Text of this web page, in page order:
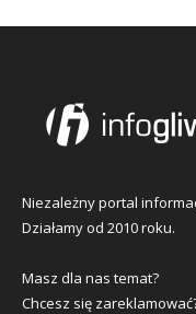
Niezależny portal
Działamy od 2010 roku.
Masz dla nas temat?
Chcesz się